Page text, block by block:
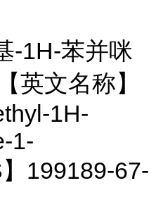
-1H-苯并咪
英文名称】
1H-
1-
199189-67-